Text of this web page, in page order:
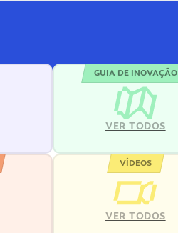
GUIA DE INOVAÇÃO
VER TODOS
VÍDEOS
VER TODOS